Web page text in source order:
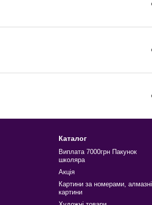
Каталог
Виплата 7000грн Пакунок
школяра
Акція
Картини за номерами, алмазні
картини